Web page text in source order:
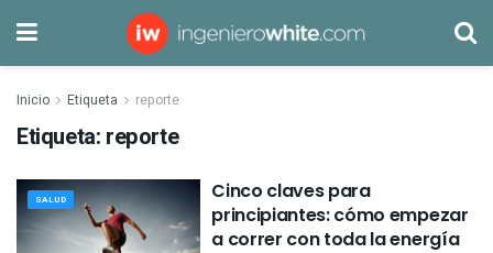
Inicio Etiqueta reporte
Etiqueta: reporte
SALUD
Cinco claves para
principiantes: cómo empezar
a correr con toda la energía